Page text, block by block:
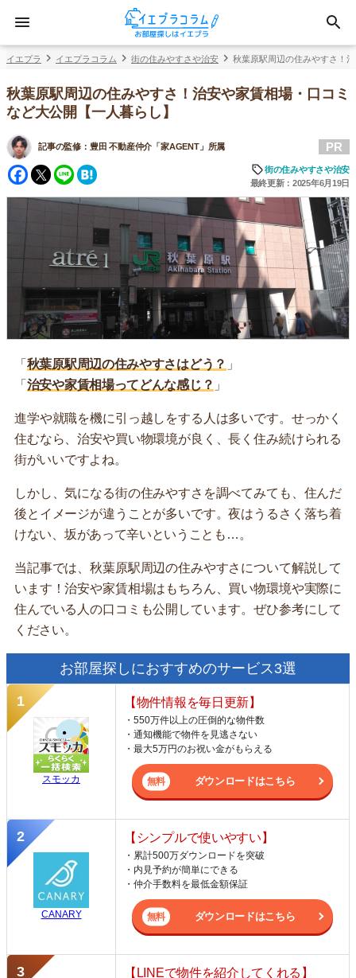
イエプラ イエプラコラム 街の住みやすさや治安 秋葉原駅周辺の住みやすさ！
秋葉原駅周辺の住みやすさ！治安や家賃相場・口コミ
など大公開【一人暮らし】
記事の監修： 豊田 不動産仲介「家AGENT」所属
Facebook
Twitter
Line
PR
街の住みやすさや治安
最終更新：2025年6月19日
「 秋葉原駅周辺の住みやすさはどう？ 」
「 治安や家賃相場ってどんな感じ？ 」
進学や就職を機に引っ越しをする人は多いです。せっかく
住むなら、治安や買い物環境が良く、長く住み続けられる
街がいいですよね。
しかし、気になる街の住みやすさを調べてみても、住んだ
後とイメージが違うことが多いです。夜はうるさく落ち着
けない、坂があって辛いということも…。
当記事では、秋葉原駅周辺の住みやすさについて解説して
います！治安や家賃相場はもちろん、買い物環境や実際に
住んでいる人の口コミも公開しています。ぜひ参考にして
ください。
お部屋探しにおすすめのサービス3選
スモッカ
【物件情報を毎日更新】
・550万件以上の圧倒的な物件数
・通知機能で物件を見逃さない
・最大5万円のお祝い金がもらえる
ダウンロードはこちら
CANARY
【シンプルで使いやすい】
・累計500万ダウンロードを突破
・内見予約が簡単にできる
・仲介手数料を最低金額保証
ダウンロードはこちら
【LINEで物件を紹介してくれる】